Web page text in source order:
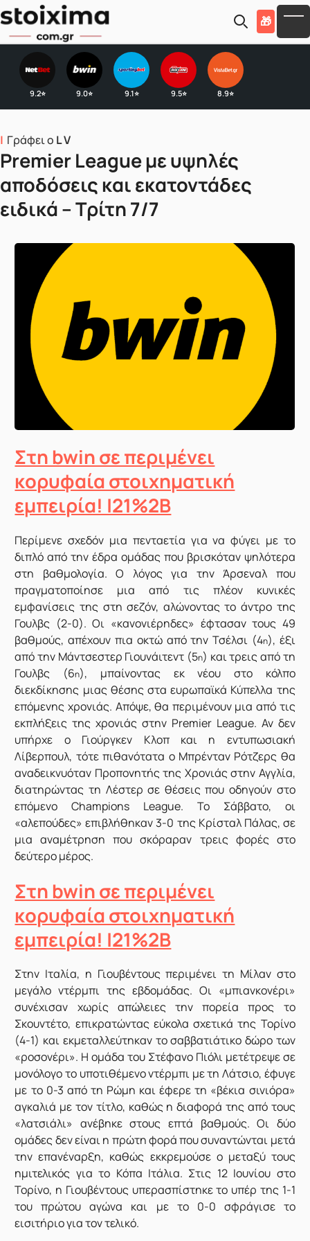
Skip to main content
🎁
9.2⭐ 9.0⭐ 9.1⭐ 9.5⭐ 8.9⭐
Γράφει ο L V
Premier League με υψηλές
αποδόσεις και εκατοντάδες
ειδικά – Τρίτη 7/7
Στη bwin σε περιμένει
κορυφαία στοιχηματική
εμπειρία! |21%2B
Περίμενε σχεδόν μια πενταετία για να φύγει με το
διπλό από την έδρα ομάδας που βρισκόταν ψηλότερα
στη βαθμολογία. Ο λόγος για την Άρσεναλ που
πραγματοποίησε μια από τις πλέον κυνικές
εμφανίσεις της στη σεζόν, αλώνοντας το άντρο της
Γουλβς (2-0). Οι «κανονιέρηδες» έφτασαν τους 49
βαθμούς, απέχουν πια οκτώ από την Τσέλσι (4η), έξι
από την Μάντσεστερ Γιουνάιτεντ (5η) και τρεις από τη
Γουλβς (6η), μπαίνοντας εκ νέου στο κόλπο
διεκδίκησης μιας θέσης στα ευρωπαϊκά Κύπελλα της
επόμενης χρονιάς. Απόψε, θα περιμένουν μια από τις
εκπλήξεις της χρονιάς στην Premier League. Αν δεν
υπήρχε ο Γιούργκεν Κλοπ και η εντυπωσιακή
Λίβερπουλ, τότε πιθανότατα ο Μπρένταν Ρότζερς θα
αναδεικνυόταν Προπονητής της Χρονιάς στην Αγγλία,
διατηρώντας τη Λέστερ σε θέσεις που οδηγούν στο
επόμενο Champions League. Το Σάββατο, οι
«αλεπούδες» επιβλήθηκαν 3-0 της Κρίσταλ Πάλας, σε
μια αναμέτρηση που σκόραραν τρεις φορές στο
δεύτερο μέρος.
Στη bwin σε περιμένει
κορυφαία στοιχηματική
εμπειρία! |21%2B
Στην Ιταλία, η Γιουβέντους περιμένει τη Μίλαν στο
μεγάλο ντέρμπι της εβδομάδας. Οι «μπιανκονέρι»
συνέχισαν χωρίς απώλειες την πορεία προς το
Σκουντέτο, επικρατώντας εύκολα σχετικά της Τορίνο
(4-1) και εκμεταλλεύτηκαν το σαββατιάτικο δώρο των
«ροσονέρι». Η ομάδα του Στέφανο Πιόλι μετέτρεψε σε
μονόλογο το υποτιθέμενο ντέρμπι με τη Λάτσιο, έφυγε
με το 0-3 από τη Ρώμη και έφερε τη «βέκια σινιόρα»
αγκαλιά με τον τίτλο, καθώς η διαφορά της από τους
«λατσιάλι» ανέβηκε στους επτά βαθμούς. Οι δύο
ομάδες δεν είναι η πρώτη φορά που συναντώνται μετά
την επανέναρξη, καθώς εκκρεμούσε ο μεταξύ τους
ημιτελικός για το Κόπα Ιτάλια. Στις 12 Ιουνίου στο
Τορίνο, η Γιουβέντους υπερασπίστηκε το υπέρ της 1-1
του πρώτου αγώνα και με το 0-0 σφράγισε το
εισιτήριο για τον τελικό.